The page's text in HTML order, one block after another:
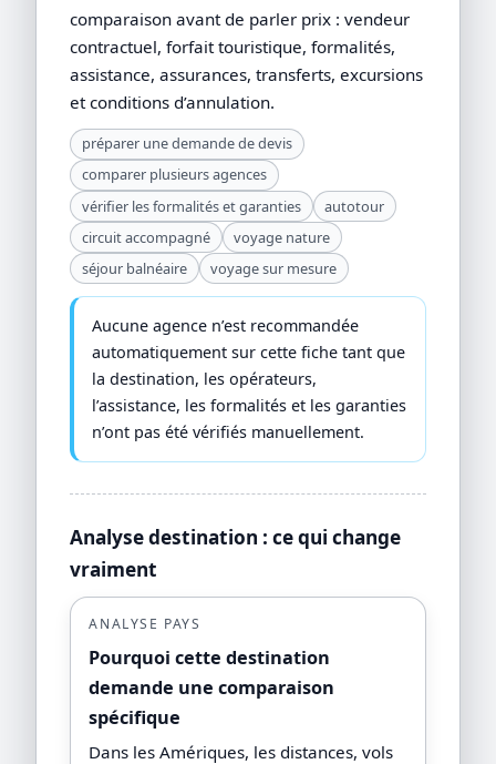
comparaison avant de parler prix : vendeur
contractuel, forfait touristique, formalités,
assistance, assurances, transferts, excursions
et conditions d’annulation.
préparer une demande de devis
comparer plusieurs agences
vérifier les formalités et garanties
autotour
circuit accompagné
voyage nature
séjour balnéaire
voyage sur mesure
Aucune agence n’est recommandée
automatiquement sur cette fiche tant que
la destination, les opérateurs,
l’assistance, les formalités et les garanties
n’ont pas été vérifiés manuellement.
Analyse destination : ce qui change
vraiment
ANALYSE PAYS
Pourquoi cette destination
demande une comparaison
spécifique
Dans les Amériques, les distances, vols